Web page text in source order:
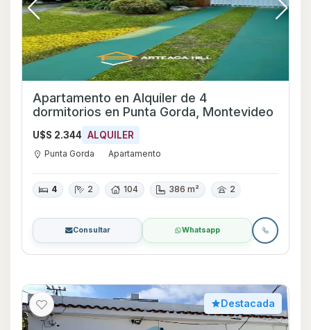
Apartamento en Alquiler de 4
dormitorios en Punta Gorda, Montevideo
U$S 2.344 ALQUILER
Punta Gorda Apartamento
4 2 104 386 m² 2
Consultar Whatsapp
Destacada